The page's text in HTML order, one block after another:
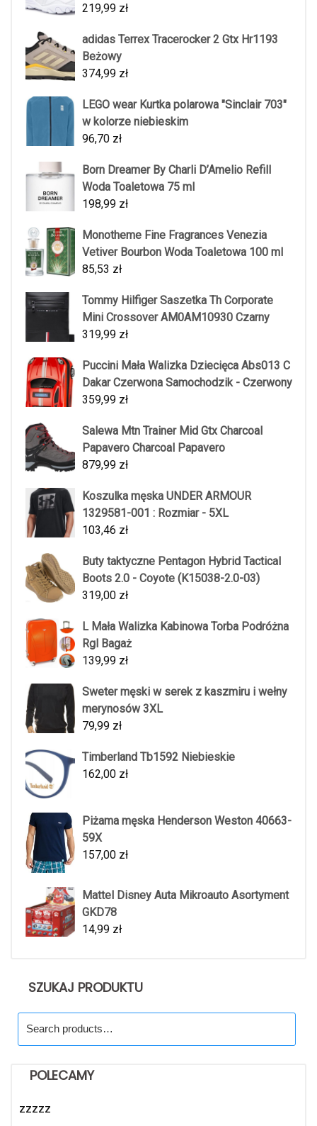
219,99 zł
adidas Terrex Tracerocker 2 Gtx Hr1193
Beżowy
374,99 zł
LEGO wear Kurtka polarowa "Sinclair 703"
w kolorze niebieskim
96,70 zł
Born Dreamer By Charli D’Amelio Refill
Woda Toaletowa 75 ml
198,99 zł
Monotheme Fine Fragrances Venezia
Vetiver Bourbon Woda Toaletowa 100 ml
85,53 zł
Tommy Hilfiger Saszetka Th Corporate
Mini Crossover AM0AM10930 Czarny
319,99 zł
Puccini Mała Walizka Dziecięca Abs013 C
Dakar Czerwona Samochodzik - Czerwony
359,99 zł
Salewa Mtn Trainer Mid Gtx Charcoal
Papavero Charcoal Papavero
879,99 zł
Koszulka męska UNDER ARMOUR
1329581-001 : Rozmiar - 5XL
103,46 zł
Buty taktyczne Pentagon Hybrid Tactical
Boots 2.0 - Coyote (K15038-2.0-03)
319,00 zł
L Mała Walizka Kabinowa Torba Podróżna
Rgl Bagaż
139,99 zł
Sweter męski w serek z kaszmiru i wełny
merynosów 3XL
79,99 zł
Timberland Tb1592 Niebieskie
162,00 zł
Piżama męska Henderson Weston 40663-
59X
157,00 zł
Mattel Disney Auta Mikroauto Asortyment
GKD78
14,99 zł
SZUKAJ PRODUKTU
for:
POLECAMY
zzzzz